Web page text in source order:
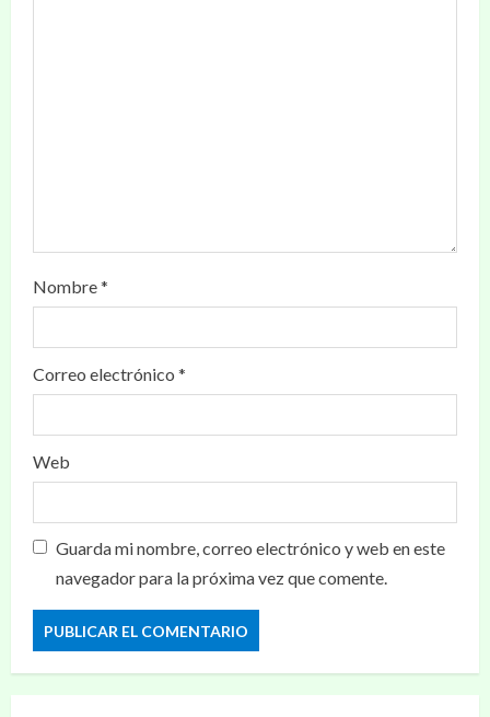
Nombre*
Correo electrónico *
Web
Guarda mi nombre, correo electrónico y web en este
navegador para la próxima vez que comente.